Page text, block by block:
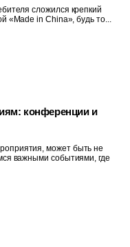
сложился крепкий
«Made in China», будь то...
конференции и
может быть не
важными событиями, где